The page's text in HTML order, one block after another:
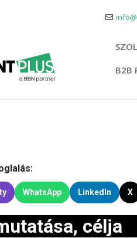
B2B
WhatsApp LinkedIn X
célja